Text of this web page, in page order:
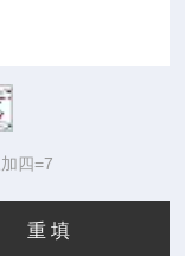
四=7